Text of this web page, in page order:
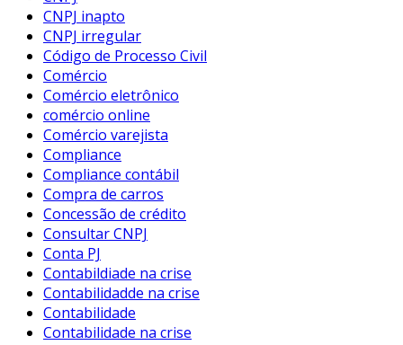
CNPJ inapto
CNPJ irregular
Código de Processo Civil
Comércio
Comércio eletrônico
comércio online
Comércio varejista
Compliance
Compliance contábil
Compra de carros
Concessão de crédito
Consultar CNPJ
Conta PJ
Contabildiade na crise
Contabilidadde na crise
Contabilidade
Contabilidade na crise